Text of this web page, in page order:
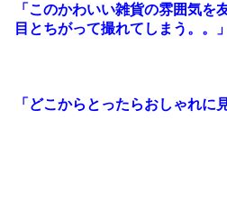
「このかわいい雑貨の雰囲気を
目とちがって撮れてしまう。。」
「どこからとったらおしゃれに